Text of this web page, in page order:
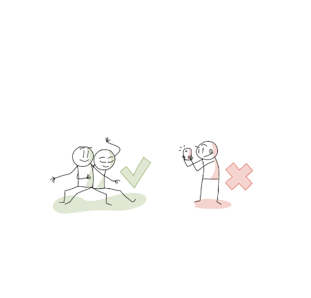
guidelines
14 Apr 2024 1 min read